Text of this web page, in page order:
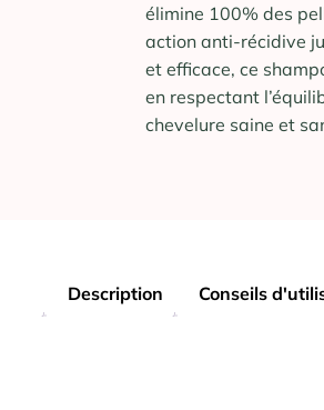
élimine 100% des
action anti-récidive
et efficace, ce
en respectant
chevelure saine et
Description Conseils